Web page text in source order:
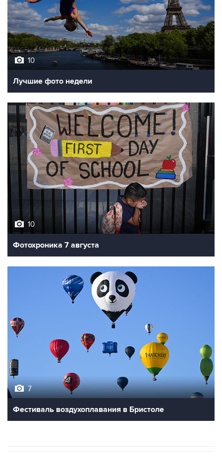
10
Лучшие фото недели
10
Фотохроника 7 августа
7
Фестиваль воздухоплавания в Бристоле